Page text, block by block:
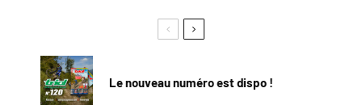
Le nouveau numéro est dispo !